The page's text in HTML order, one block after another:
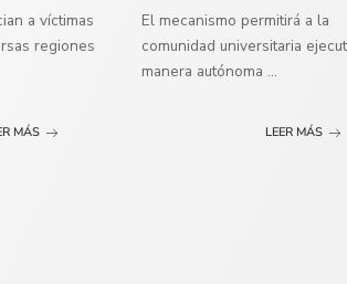
a víctimas
regiones
MÁS
El mecanismo permitirá a la
comunidad universitaria
manera autónoma ...
LEER MÁS